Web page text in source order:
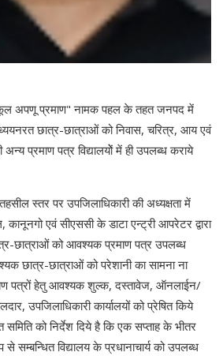
अपणू प्रमाण" नामक पहल के तहत जनपद में
छात्र-छात्राओं को निवास, चरित्र, आय एवं
अन्य प्रमाण पत्र विद्यालयोें में ही उपलब्ध कराये
तहसील स्तर पर उपजिलाधिकारी की अध्यक्षता में
कानूनगो एवं सीएससी के डाटा एन्ट्री आपरेटर द्वारा
छात्राओं को आवश्यक प्रमाण पत्र उपलब्ध
छात्र-छात्राओं को परेशानी का सामना ना
पत्रों हेतु आवश्यक शुल्क, दस्तावेज, ऑनलाईन/
उपजिलाधिकारी कार्यालयों को प्रेषित किये
को निर्देश दिये है कि एक सप्ताह के भीतर
सम्बन्धित विद्यालय के प्रधानाचार्य को उपलब्ध